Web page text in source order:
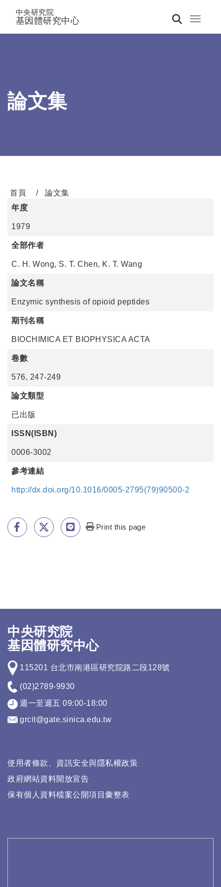
Toggle
中央研究院
基因體研究中心
論文集
首頁
論文集
年度
1979
全部作者
C. H. Wong, S. T. Chen, K. T. Wang
論文名稱
Enzymic synthesis of opioid peptides
期刊名稱
BIOCHIMICA ET BIOPHYSICA ACTA
卷數
576, 247-249
論文類型
已出版
ISSN(ISBN)
0006-3002
參考連結
http://dx.doi.org/10.1016/0005-2795(79)90500-2
Print this page
中央研究院
基因體研究中心
115201 台北市南港區研究院路二段128號
(02)2789-9930
週一至週五 09:00-18:00
grcit@gate.sinica.edu.tw
使用者條款、資訊安全與隱私權政策
政府網站資料開放宣告
保有個人資料檔案公開項目彙整表